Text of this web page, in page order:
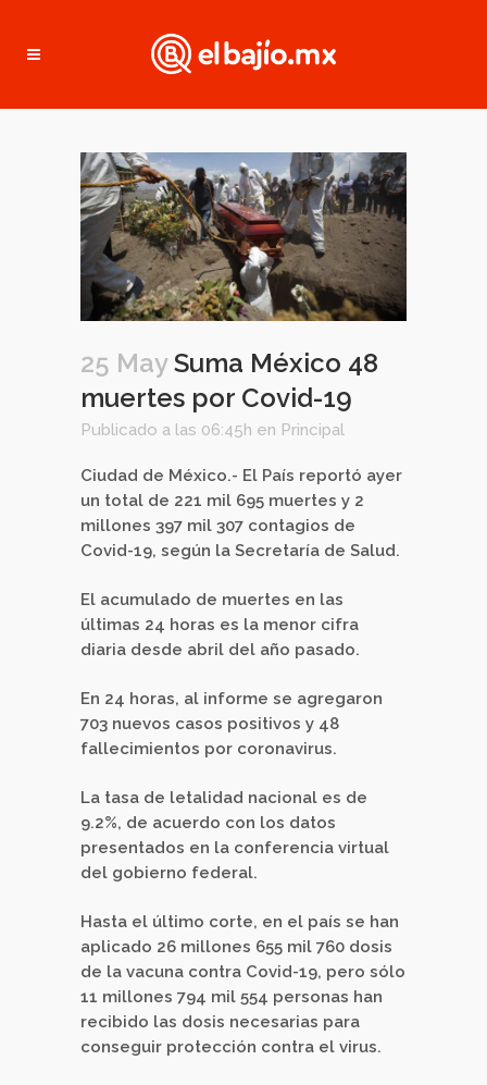
25 MaySuma México 48
muertes por Covid-19
Publicado a las 06:45h en Principal
Ciudad de México.- El País reportó ayer
un total de 221 mil 695 muertes y 2
millones 397 mil 307 contagios de
Covid-19, según la Secretaría de Salud.
El acumulado de muertes en las
últimas 24 horas es la menor cifra
diaria desde abril del año pasado.
En 24 horas, al informe se agregaron
703 nuevos casos positivos y 48
fallecimientos por coronavirus.
La tasa de letalidad nacional es de
9.2%, de acuerdo con los datos
presentados en la conferencia virtual
del gobierno federal.
Hasta el último corte, en el país se han
aplicado 26 millones 655 mil 760 dosis
de la vacuna contra Covid-19, pero sólo
11 millones 794 mil 554 personas han
recibido las dosis necesarias para
conseguir protección contra el virus.